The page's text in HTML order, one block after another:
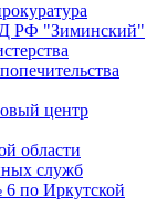
РФ "Зиминский"
центр
области
служб
по Иркутской